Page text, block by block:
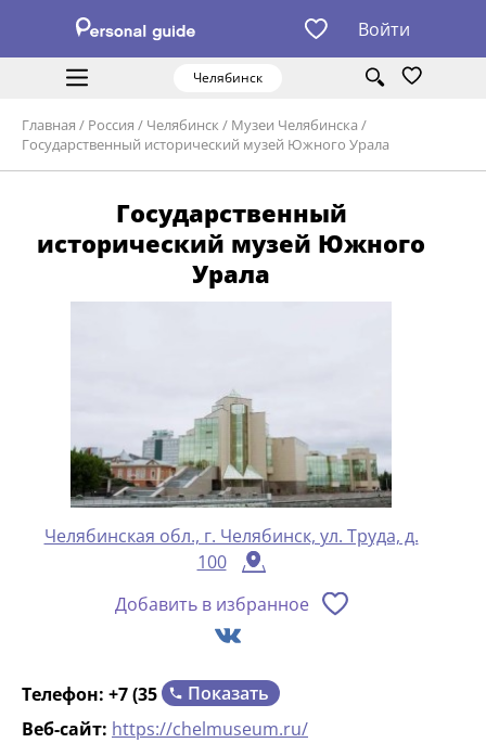
Войти
Челябинск
Главная / Россия / Челябинск / Музеи Челябинска /
Государственный исторический музей Южного Урала
Государственный
исторический музей Южного
Урала
Челябинская обл., г. Челябинск, ул. Труда, д.
100
Добавить в избранное
Телефон: +7 (35
Показать
Веб-сайт: https://chelmuseum.ru/